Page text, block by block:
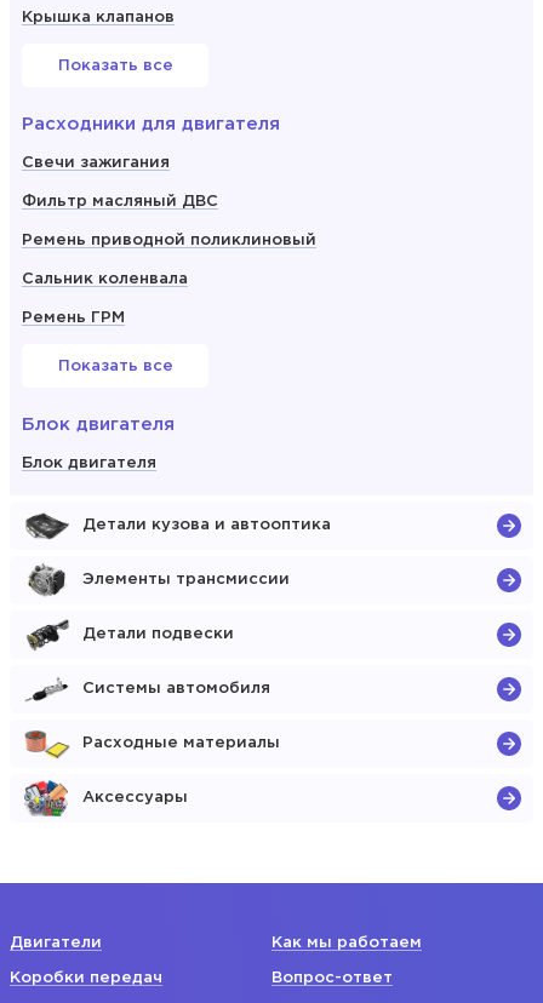
Крышка клапанов
Показать все
Расходники для двигателя
Свечи зажигания
Фильтр масляный ДВС
Ремень приводной поликлиновый
Сальник коленвала
Ремень ГРМ
Показать все
Блок двигателя
Блок двигателя
Детали кузова и автооптика
Элементы трансмиссии
Детали подвески
Системы автомобиля
Расходные материалы
Аксессуары
Двигатели
Коробки передач
Как мы работаем
Вопрос-ответ